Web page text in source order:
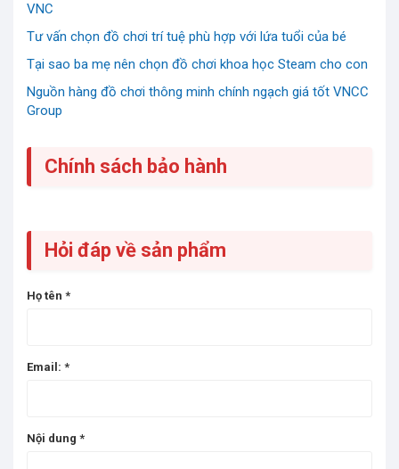
VNC
Tư vấn chọn đồ chơi trí tuệ phù hợp với lứa tuổi của bé
Tại sao ba mẹ nên chọn đồ chơi khoa học Steam cho con
Nguồn hàng đồ chơi thông minh chính ngạch giá tốt VNCC
Group
Chính sách bảo hành
Hỏi đáp về sản phẩm
Họ tên *
Email: *
Nội dung *